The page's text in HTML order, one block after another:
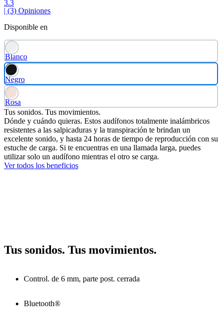
3.3
| (3) Opiniones
Disponible en
Blanco
Negro
Rosa
Tus sonidos. Tus movimientos.
Dónde y cuándo quieras. Estos audífonos totalmente inalámbricos
resistentes a las salpicaduras y la transpiración te brindan un
excelente sonido, y hasta 24 horas de tiempo de reproducción con su
estuche de carga. Si te encuentras en una llamada larga, puedes
utilizar solo un audífono mientras el otro se carga.
Ver todos los beneficios
Tus sonidos. Tus movimientos.
Control. de 6 mm, parte post. cerrada
Bluetooth®